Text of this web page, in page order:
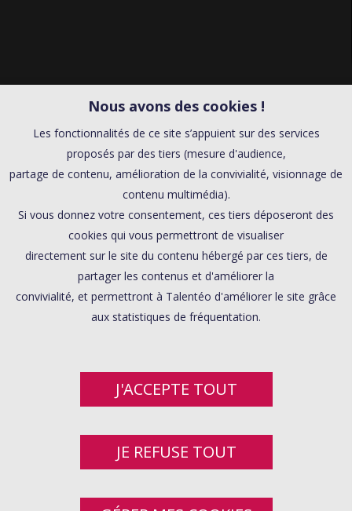
Nous avons des cookies !
Les fonctionnalités de ce site s’appuient sur des services
proposés par des tiers (mesure d'audience,
partage de contenu, amélioration de la convivialité, visionnage de
contenu multimédia).
Si vous donnez votre consentement, ces tiers déposeront des
cookies qui vous permettront de visualiser
directement sur le site du contenu hébergé par ces tiers, de
partager les contenus et d'améliorer la
convivialité, et permettront à Talentéo d'améliorer le site grâce
aux statistiques de fréquentation.
J'ACCEPTE TOUT
JE REFUSE TOUT